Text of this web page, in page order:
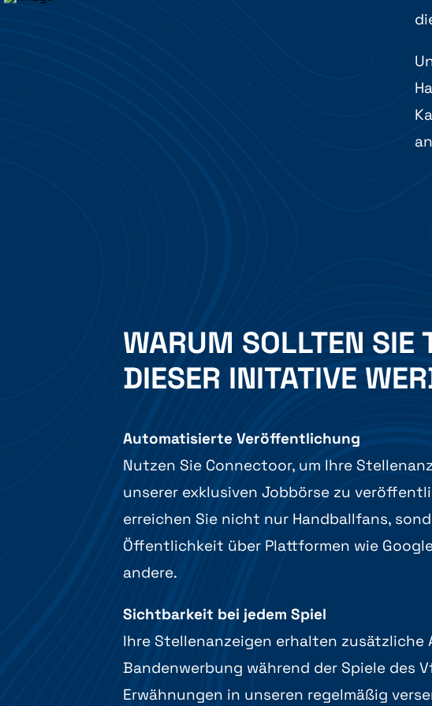
WARUM SOLLTEN SIE
DIESER INITATIVE
Automatisierte Veröffentlichung
Nutzen Sie Connectoor, um Ihre
unserer exklusiven Jobbörse zu
erreichen Sie nicht nur Handballfans,
Öffentlichkeit über Plattformen wie
andere.
Sichtbarkeit bei jedem Spiel
Ihre Stellenanzeigen erhalten zusätzliche
Bandenwerbung während der Spiele des
Erwähnungen in unseren regelmäßig